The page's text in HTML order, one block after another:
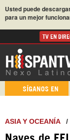
Usted puede
para un mejor
TV EN
SÍGANOS EN
ASIA Y OCEANÍA/
Naves de